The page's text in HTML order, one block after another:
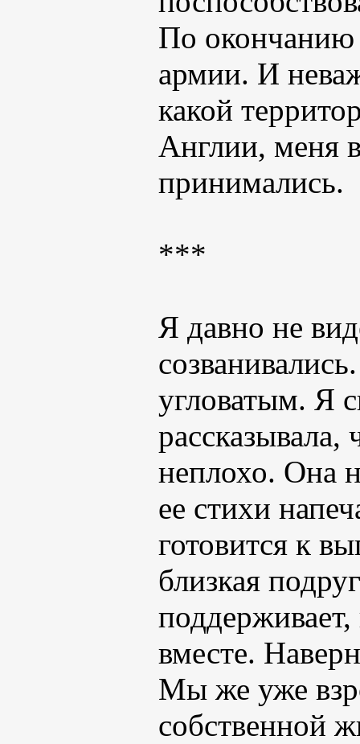
По окончанию
армии. И
какой
Англии, меня
принимались.
***
Я давно не
угловатым. Я
рассказывала,
неплохо. Она
ее стихи
готовится к
близкая
вместе.
Мы же уже
собственной